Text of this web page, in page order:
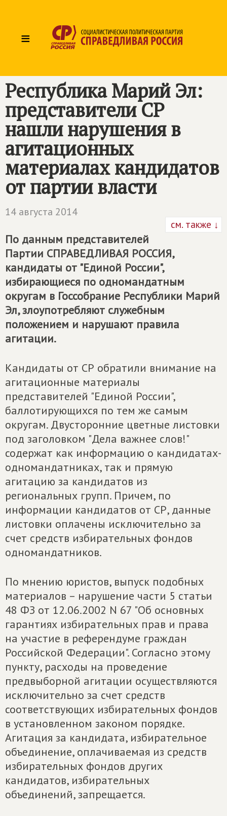
≡
Республика Марий Эл:
представители СР
нашли нарушения в
агитационных
материалах кандидатов
от партии власти
14 августа 2014
см. также ↓
По данным представителей
Партии СПРАВЕДЛИВАЯ РОССИЯ,
кандидаты от "Единой России",
избирающиеся по одномандатным
округам в Госсобрание Республики Марий
Эл, злоупотребляют служебным
положением и нарушают правила
агитации.
Кандидаты от СР обратили внимание на
агитационные материалы
представителей "Единой России",
баллотирующихся по тем же самым
округам. Двусторонние цветные листовки
под заголовком "Дела важнее слов!"
содержат как информацию о кандидатах-
одномандатниках, так и прямую
агитацию за кандидатов из
региональных групп. Причем, по
информации кандидатов от СР, данные
листовки оплачены исключительно за
счет средств избирательных фондов
одномандатников.
По мнению юристов, выпуск подобных
материалов – нарушение части 5 статьи
48 ФЗ от 12.06.2002 N 67 "Об основных
гарантиях избирательных прав и права
на участие в референдуме граждан
Российской Федерации". Согласно этому
пункту, расходы на проведение
предвыборной агитации осуществляются
исключительно за счет средств
соответствующих избирательных фондов
в установленном законом порядке.
Агитация за кандидата, избирательное
объединение, оплачиваемая из средств
избирательных фондов других
кандидатов, избирательных
объединений, запрещается.